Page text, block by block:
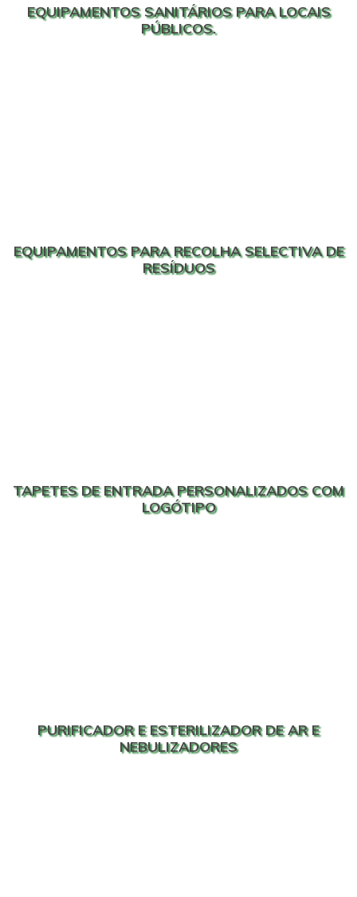
EQUIPAMENTOS SANITÁRIOS PARA LOCAIS
PÚBLICOS.
EQUIPAMENTOS PARA RECOLHA SELECTIVA DE
RESÍDUOS
TAPETES DE ENTRADA PERSONALIZADOS COM
LOGÓTIPO
PURIFICADOR E ESTERILIZADOR DE AR E
NEBULIZADORES